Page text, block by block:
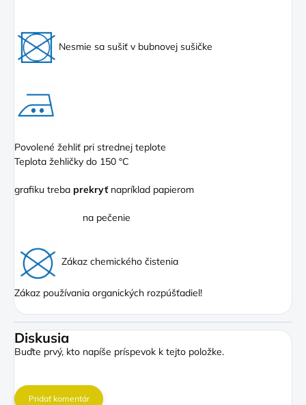
Nesmie sa sušiť v bubnovej sušičke
Povolené žehliť pri strednej teplote
Teplota žehličky do 150 °C
grafiku treba prekryť napríklad papierom
na pečenie
Zákaz chemického čistenia
Zákaz používania organických rozpúšťadiel!
Diskusia
Buďte prvý, kto napíše príspevok k tejto položke.
Pridať komentár